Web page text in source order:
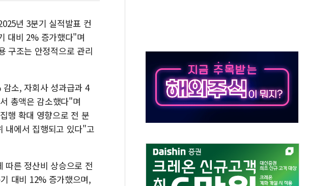
남군에 국내 최대 규모 400MW 태양광 착공…여의도 1.6배 규모
동 불안 속 유가 상승에 소폭 하락...금융주 낙폭 커
청년주택' SNS 글 역풍에 "정부정책 아냐" 해명
지고 가뭄 숙지나...경북동해안권 8~9일 최대 100mm 호우
키예·파키스탄, '공동방위협정' 체결… 수니파 국가들의 새 안보 협력 구도
도 3.3㎡당 7250만원…써밋 클라비온 59㎡ 18억원대
린벨트로 또 충돌…반복되는 국토부-서울시 '정책 엇박자'
년 3분기 실적발표 컨
대비 2% 증가했다"며
구조는 안정적으로 관리
소, 자회사 성과급과 4
총액은 감소했다"며
행 확대 영향으로 전 분
내에서 집행되고 있다"고
따른 정산비 상승으로 전
대비 12% 증가했으며,